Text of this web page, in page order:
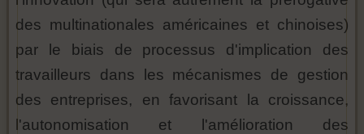
des multinationales américaines et chinoises)
par le biais de processus d'implication des
travailleurs dans les mécanismes de gestion
des entreprises, en favorisant la croissance,
l'autonomisation et l'amélioration des